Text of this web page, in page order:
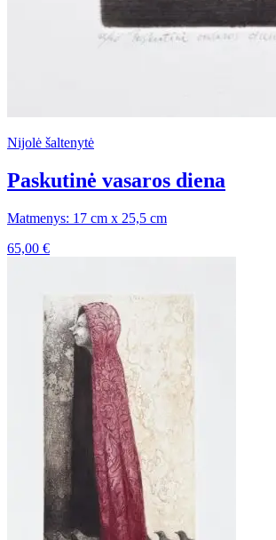
Nijolė šaltenytė
Paskutinė vasaros diena
Matmenys: 17 cm x 25,5 cm
65,00 €